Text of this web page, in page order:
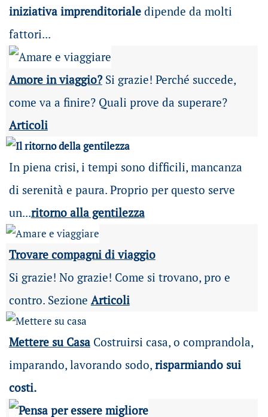
iniziativa imprenditorialedipende da molti
fattori...
Amore in viaggio?Si grazie! Perché succede,
come va a finire? Quali prove da superare?
Articoli
In piena crisi, i tempi sono difficili, mancanza
di serenità e paura. Proprio per questo serve
un...ritorno alla gentilezza
Trovare compagni di viaggio
Si grazie! No grazie! Come si trovano, pro e
contro. Sezione Articoli
Mettere su Casa Costruirsi casa, o comprandola,
imparando, lavorando sodo, risparmiando sui
costi.